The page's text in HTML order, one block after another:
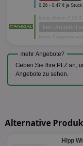
0,26 - 0,47 € je Stück
letzte Aktion 7,99 €
kein Angebot
keine Prognose
mehr Angebote?
Geben Sie Ihre PLZ an,
Angebote zu sehen.
Alternative
Hipp